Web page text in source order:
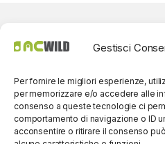
Gestisci
Per fornire le migliori esperienze,
per memorizzare e/o accedere alle
consenso a queste tecnologie ci
comportamento di navigazione o ID
acconsentire o ritirare il consenso